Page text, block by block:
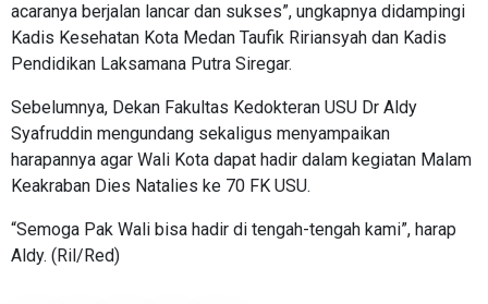
acaranya berjalan lancar dan sukses”, ungkapnya didampingi
Kadis Kesehatan Kota Medan Taufik Ririansyah dan Kadis
Pendidikan Laksamana Putra Siregar.
Sebelumnya, Dekan Fakultas Kedokteran USU Dr Aldy
Syafruddin mengundang sekaligus menyampaikan
harapannya agar Wali Kota dapat hadir dalam kegiatan Malam
Keakraban Dies Natalies ke 70 FK USU.
“Semoga Pak Wali bisa hadir di tengah-tengah kami”, harap
Aldy. (Ril/Red)